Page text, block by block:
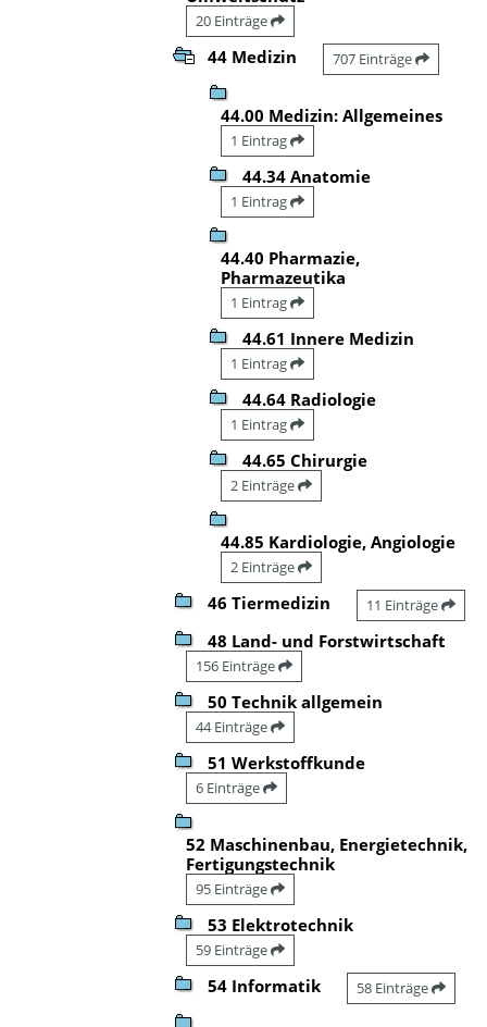
20 Einträge
44 Medizin 707 Einträge
44.00 Medizin: Allgemeines
1 Eintrag
44.34 Anatomie
1 Eintrag
44.40 Pharmazie,
Pharmazeutika
1 Eintrag
44.61 Innere Medizin
1 Eintrag
44.64 Radiologie
1 Eintrag
44.65 Chirurgie
2 Einträge
44.85 Kardiologie, Angiologie
2 Einträge
46 Tiermedizin 11 Einträge
48 Land- und Forstwirtschaft
156 Einträge
50 Technik allgemein
44 Einträge
51 Werkstoffkunde
6 Einträge
52 Maschinenbau, Energietechnik,
Fertigungstechnik
95 Einträge
53 Elektrotechnik
59 Einträge
54 Informatik 58 Einträge